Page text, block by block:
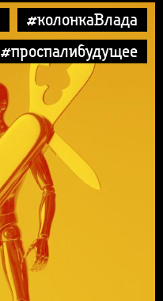
#колонкаВлада
#проспалибудущее